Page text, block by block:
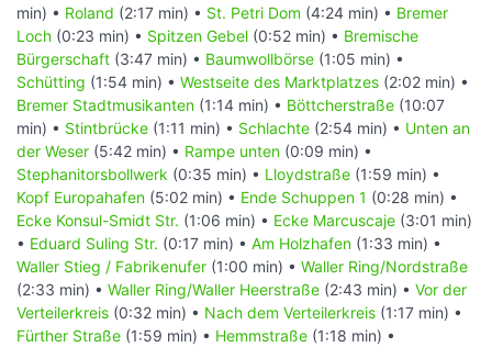
min) • Roland (2:17 min) • St. Petri Dom (4:24 min) • Bremer
Loch (0:23 min) • Spitzen Gebel (0:52 min) • Bremische
Bürgerschaft (3:47 min) • Baumwollbörse (1:05 min) •
Schütting (1:54 min) • Westseite des Marktplatzes (2:02 min) •
Bremer Stadtmusikanten (1:14 min) • Böttcherstraße (10:07
min) • Stintbrücke (1:11 min) • Schlachte (2:54 min) • Unten an
der Weser (5:42 min) • Rampe unten (0:09 min) •
Stephanitorsbollwerk (0:35 min) • Lloydstraße (1:59 min) •
Kopf Europahafen (5:02 min) • Ende Schuppen 1 (0:28 min) •
Ecke Konsul-Smidt Str. (1:06 min) • Ecke Marcuscaje (3:01 min)
• Eduard Suling Str. (0:17 min) • Am Holzhafen (1:33 min) •
Waller Stieg / Fabrikenufer (1:00 min) • Waller Ring/Nordstraße
(2:33 min) • Waller Ring/Waller Heerstraße (2:43 min) • Vor der
Verteilerkreis (0:32 min) • Nach dem Verteilerkreis (1:17 min) •
Fürther Straße (1:59 min) • Hemmstraße (1:18 min) •